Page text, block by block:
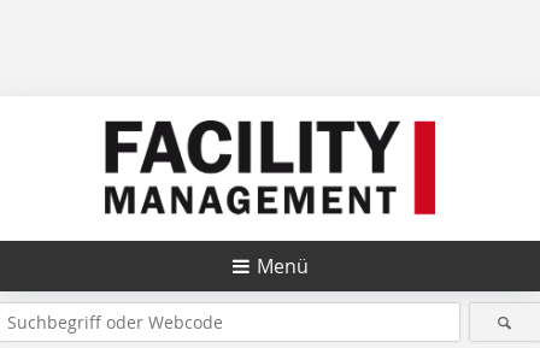
Menü